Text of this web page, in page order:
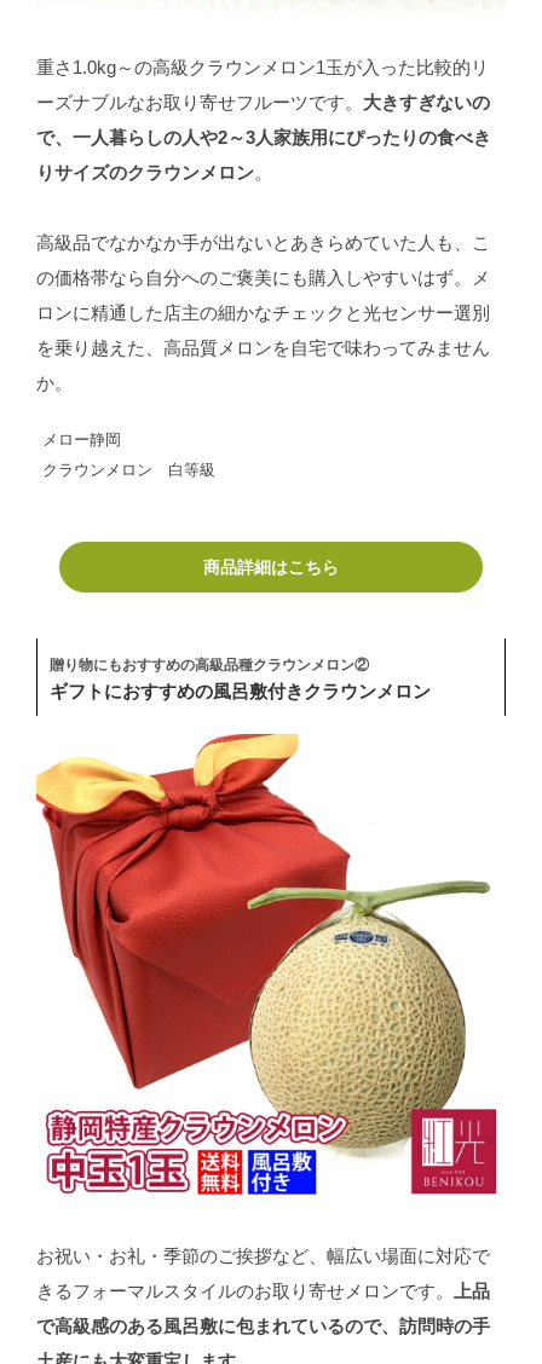
重さ1.0kg～の高級クラウンメロン1玉が入った比較的リ
ーズナブルなお取り寄せフルーツです。 大きすぎないの
で、一人暮らしの人や2～3人家族用にぴったりの食べき
りサイズのクラウンメロン。
高級品でなかなか手が出ないとあきらめていた人も、こ
の価格帯なら自分へのご褒美にも購入しやすいはず。メ
ロンに精通した店主の細かなチェックと光センサー選別
を乗り越えた、高品質メロンを自宅で味わってみません
か。
メロー静岡
クラウンメロン 白等級
商品詳細はこちら
贈り物にもおすすめの高級品種クラウンメロン②
ギフトにおすすめの風呂敷付きクラウンメロン
お祝い・お礼・季節のご挨拶など、幅広い場面に対応で
きるフォーマルスタイルのお取り寄せメロンです。
上品
で高級感のある風呂敷に包まれているので、訪問時の手